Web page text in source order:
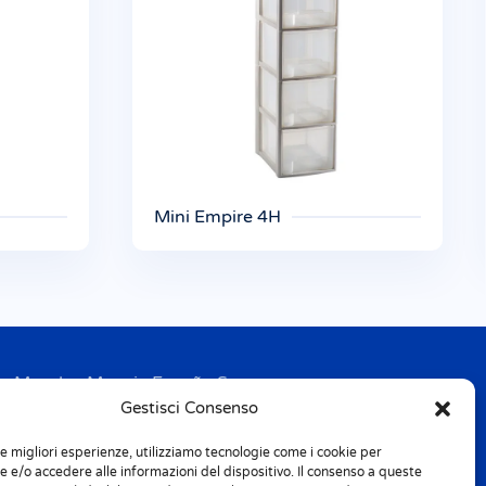
Gestisci Consenso
migliori esperienze, utilizziamo tecnologie come i cookie per
e/o accedere alle informazioni del dispositivo. Il consenso a queste
Mini Empire 4H
Mondex Menaje España S.a.
Address: Ctra de Girona, km. 101.5
Tel. + 34 9 72 42 32 50